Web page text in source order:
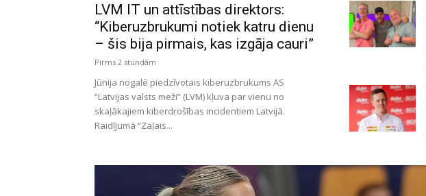
LVM IT un attīstības direktors:
“Kiberuzbrukumi notiek katru dienu
– šis bija pirmais, kas izgāja cauri”
Pirms 2 stundām
Jūnija nogalē piedzīvotais kiberuzbrukums AS
“Latvijas valsts meži” (LVM) kļuva par vienu no
skaļākajiem kiberdrošības incidentiem Latvijā.
Raidījumā “Zaļais...